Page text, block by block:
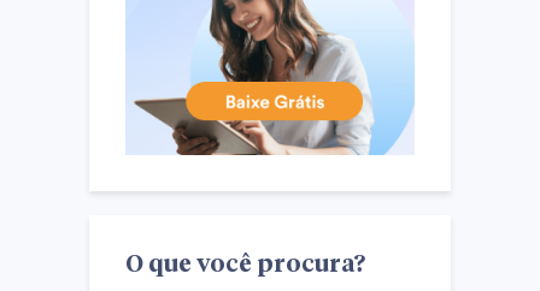
O que você procura?